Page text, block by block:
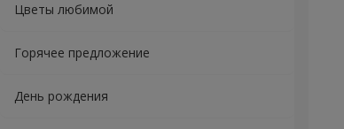
Цветы любимой
Горячее предложение
День рождения